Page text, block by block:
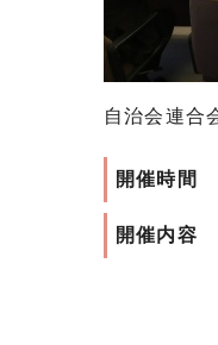
自治会連合
開催時間
開催内容